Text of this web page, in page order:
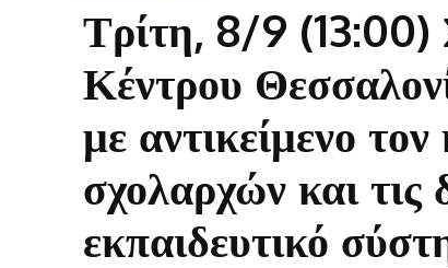
Τρίτη, 8/9 (13:00)
Κέντρου
με αντικείμενο
σχολαρχών και τις
εκπαιδευτικό